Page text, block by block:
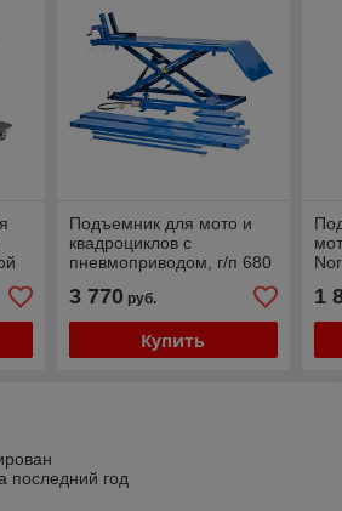
Подъемник для мото и
квадроциклов с
пневмоприводом, г/п 680
3 770руб.
Купить
1
последний год